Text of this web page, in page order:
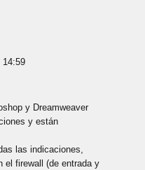
14:59
y Dreamweaver
y están
las indicaciones,
el firewall (de entrada y